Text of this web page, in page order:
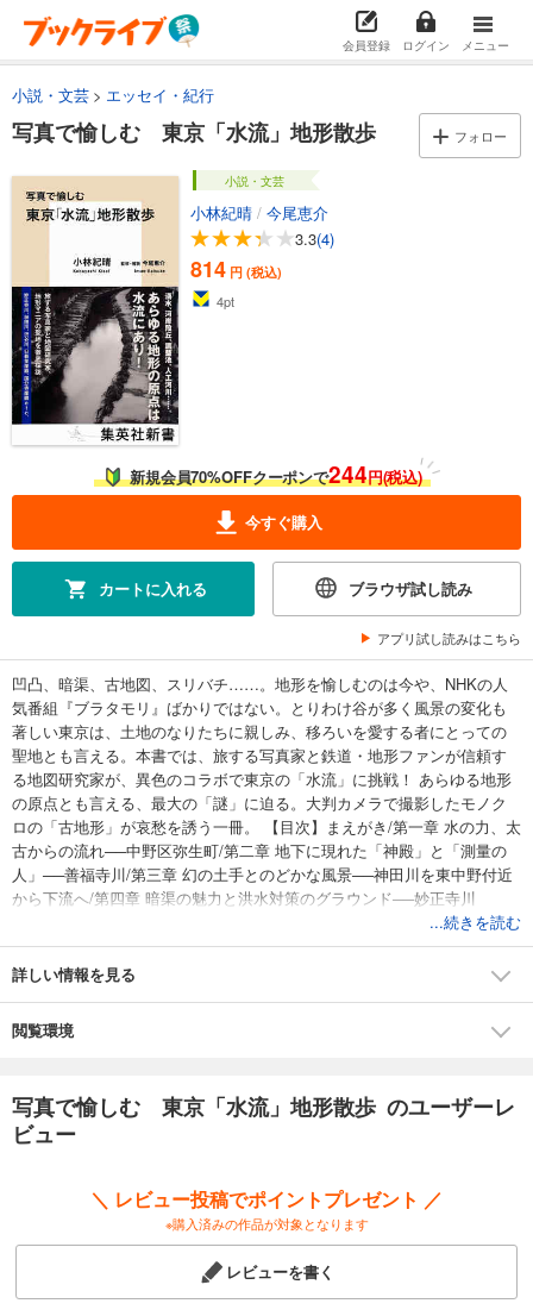
会員登録 ログイン メニュー
小説・文芸 エッセイ・紀行
写真で愉しむ 東京「水流」地形散歩 フォロー
小説・文芸
小林紀晴 / 今尾恵介
3.3(4)
814 円 (税込)
4pt
新規会員70%OFFクーポンで244円(税込)
今すぐ購入
カートに入れる ブラウザ試し読み
アプリ試し読みはこちら
凹凸、暗渠、古地図、スリバチ……。地形を愉しむのは今や、NHKの人
気番組『ブラタモリ』ばかりではない。とりわけ谷が多く風景の変化も
著しい東京は、土地のなりたちに親しみ、移ろいを愛する者にとっての
聖地とも言える。本書では、旅する写真家と鉄道・地形ファンが信頼す
る地図研究家が、異色のコラボで東京の「水流」に挑戦！ あらゆる地形
の原点とも言える、最大の「謎」に迫る。大判カメラで撮影したモノク
ロの「古地形」が哀愁を誘う一冊。 【目次】まえがき/第一章 水の力、太
古からの流れ──中野区弥生町/第二章 地下に現れた「神殿」と「測量の
人」──善福寺川/第三章 幻の土手とのどかな風景──神田川を東中野付近
から下流へ/第四章 暗渠の魅力と洪水対策のグラウンド──妙正寺川
（１）/第五章 文豪の暮らしと「気の毒」が募る寺──妙正寺川（２）/第
六章 土地はどのようにして人を受け容れるのか──日暮里崖線/第七章 発
展する都市が目を背けた川──渋谷川/第八章 崖から一路、コンクリへ──
文海進──四谷・鮫河橋谷/第一一章 湿った土地に集う人々──四谷・荒木
町/第一二章 意識にのぼらない、しかし長い──石神井川/あとがき/参考文
...続きを読む
詳しい情報を見る
閲覧環境
写真で愉しむ 東京「水流」地形散歩 のユーザーレ
ビュー
＼ レビュー投稿でポイントプレゼント ／
※購入済みの作品が対象となります
レビューを書く